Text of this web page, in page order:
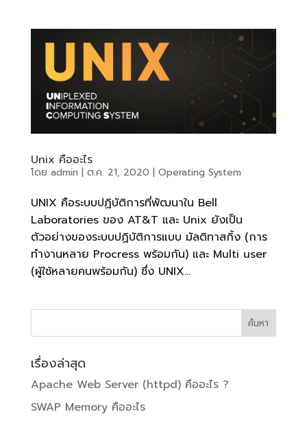
Unix คืออะไร
โดย admin | ต.ค. 21, 2020 | Operating System
UNIX คือระบบปฏิบัติการที่พัฒนาใน Bell
Laboratories ของ AT&T และ Unix ยังเป็น
ตัวอย่างของระบบปฏิบัติการแบบ มัลติทาสกิ้ง (การ
ทำงานหลาย Procress พร้อมกัน) และ Multi user
(ผู้ใช้หลายคนพร้อมกัน) ซึ่ง UNIX...
เรื่องล่าสุด
Apache Web Server (httpd) คืออะไร ?
SWAP Memory คืออะไร